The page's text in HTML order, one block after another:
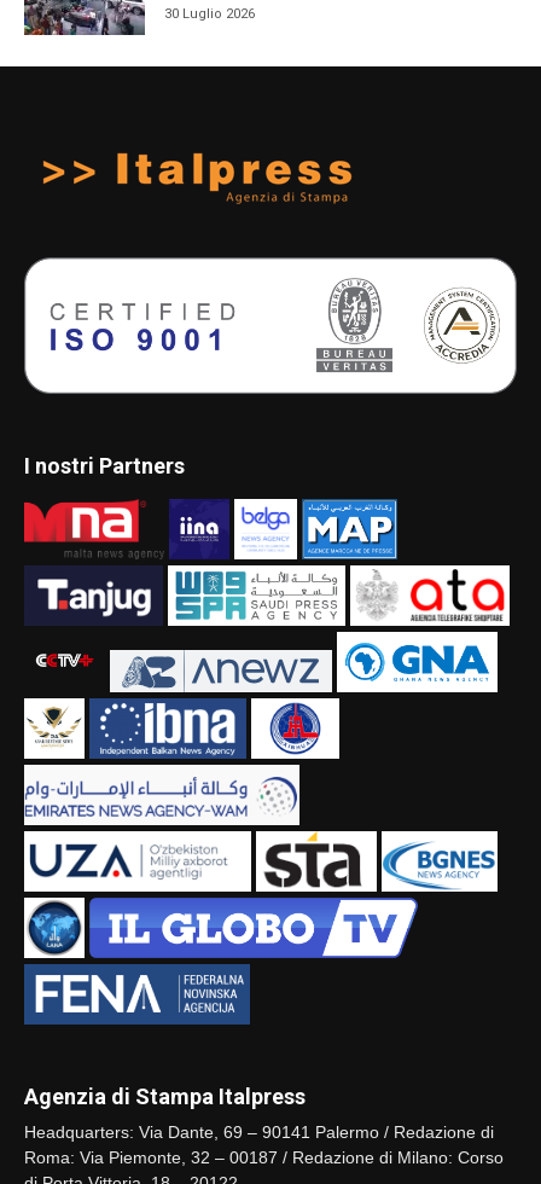
30 Luglio 2026
I nostri Partners
Agenzia di Stampa Italpress
Headquarters: Via Dante, 69 – 90141 Palermo / Redazione di
Roma: Via Piemonte, 32 – 00187 / Redazione di Milano: Corso